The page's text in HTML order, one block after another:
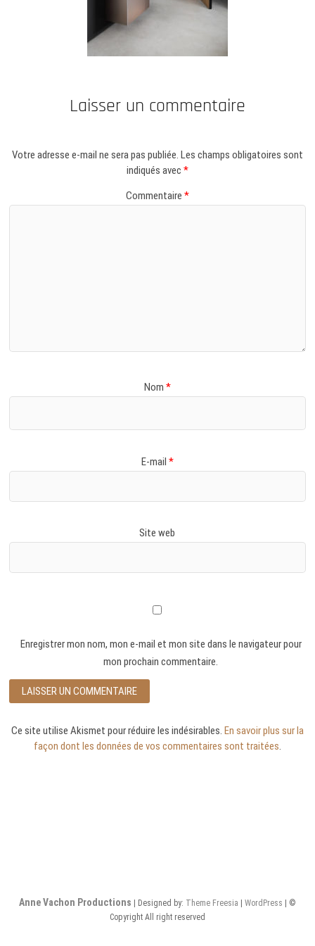
Laisser un commentaire
Votre adresse e-mail ne sera pas publiée. Les champs obligatoires sont
indiqués avec *
Commentaire *
Nom *
E-mail *
Site web
Enregistrer mon nom, mon e-mail et mon site dans le navigateur pour
mon prochain commentaire.
Ce site utilise Akismet pour réduire les indésirables. En savoir plus sur la
façon dont les données de vos commentaires sont traitées.
Anne Vachon Productions | Designed by: Theme Freesia |WordPress | ©
Copyright All right reserved